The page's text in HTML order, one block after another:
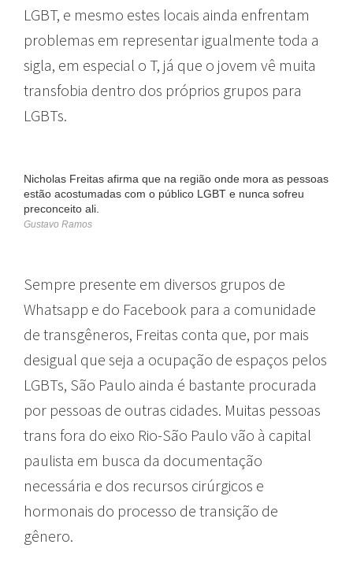
LGBT, e mesmo estes locais ainda enfrentam
problemas em representar igualmente toda a
sigla, em especial o T, já que o jovem vê muita
transfobia dentro dos próprios grupos para
LGBTs.
Nicholas Freitas afirma que na região onde mora as pessoas
estão acostumadas com o público LGBT e nunca sofreu
preconceito ali.
Gustavo Ramos
Sempre presente em diversos grupos de
Whatsapp e do Facebook para a comunidade
de transgêneros, Freitas conta que, por mais
desigual que seja a ocupação de espaços pelos
LGBTs, São Paulo ainda é bastante procurada
por pessoas de outras cidades. Muitas pessoas
trans fora do eixo Rio-São Paulo vão à capital
paulista em busca da documentação
necessária e dos recursos cirúrgicos e
hormonais do processo de transição de
gênero.